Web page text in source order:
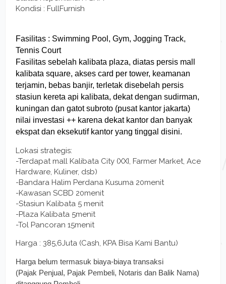
Kondisi : FullFurnish
Fasilitas : Swimming Pool, Gym, Jogging Track,
Tennis Court
Fasilitas sebelah kalibata plaza, diatas persis mall
kalibata square, akses card per tower, keamanan
terjamin, bebas banjir, terletak disebelah persis
stasiun kereta api kalibata, dekat dengan sudirman,
kuningan dan gatot subroto (pusat kantor jakarta)
nilai investasi ++ karena dekat kantor dan banyak
ekspat dan eksekutif kantor yang tinggal disini.
Lokasi strategis:
-Terdapat mall Kalibata City (XXI, Farmer Market, Ace
Hardware, Kuliner, dsb)
-Bandara Halim Perdana Kusuma 20menit
-Kawasan SCBD 20menit
-Stasiun Kalibata 5 menit
-Plaza Kalibata 5menit
-Tol Pancoran 15menit
Harga : 385,6Juta (Cash, KPA Bisa Kami Bantu)
Harga belum termasuk biaya-biaya transaksi
(Pajak Penjual, Pajak Pembeli, Notaris dan Balik Nama)